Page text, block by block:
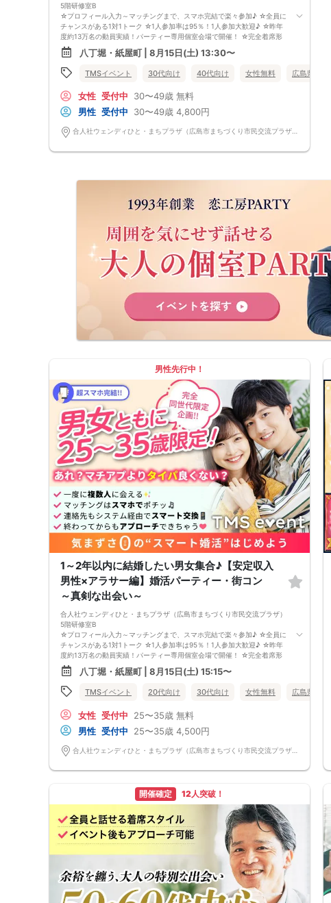
5階研修室B
☆プロフィール入力～マッチングまで、スマホ完結で楽々参加♪ ☆全員に
チャンスがある1対1トーク ☆1人参加率は95％！1人参加大歓迎♪ ☆昨年
度約13万名の動員実績！パーティー専用個室会場で開催！ ☆完全着席形
式＆スタッフによる席替案内を徹底！ ☆イベント後も気になる異性に連
絡先が送れる♪（※アフターアプローチ機能） スタッフの進行で全員の方
とお話できるので、フリータイムで放置されて人気の方と一度もお話でき
ずに気が付いたらイベント終了・・・ということは一切ありません！
なります） ・最新版Google Chromeか最新版Safariを使用可能なスマホ
（こちらのパーティーはスマホを使用したパーティーになります。システ
ムの関係上、カードスタイルに切り替えて催行する場合がございます。）
・なるべくお釣銭がでないようご用意いただけますと幸いです。 【ご参
加前にご確認ください】 ・Wi-Fiの用意はありませんので、ネット環境が
裕をもったご来場をお願いいたします。 ※集客状況に応じてサムネイル等
のでご安心ください。
八丁堀・紙屋町 | 8月15日(土) 13:30〜
TMSイベント 30代向け 40代向け 女性無料 広島県
女性 受付中 30〜49歳 無料
男性 受付中 30〜49歳 4,800円
男性先行中！
1～2年以内に結婚したい男女集合♪【安定収入
男性×アラサー編】婚活パーティー・街コン
～真剣な出会い～
合人社ウェンディひと・まちプラザ（広島市まちづくり市民交流プラザ）
5階研修室B
☆プロフィール入力～マッチングまで、スマホ完結で楽々参加♪ ☆全員に
チャンスがある1対1トーク ☆1人参加率は95％！1人参加大歓迎♪ ☆昨年
度約13万名の動員実績！パーティー専用個室会場で開催！ ☆完全着席形
式＆スタッフによる席替案内を徹底！ ☆イベント後も気になる異性に連
絡先が送れる♪（※アフターアプローチ機能） スタッフの進行で全員の方
とお話できるので、フリータイムで放置されて人気の方と一度もお話でき
ずに気が付いたらイベント終了・・・ということは一切ありません！
なります） ・最新版Google Chromeか最新版Safariを使用可能なスマホ
（こちらのパーティーはスマホを使用したパーティーになります。システ
ムの関係上、カードスタイルに切り替えて催行する場合がございます。）
・なるべくお釣銭がでないようご用意いただけますと幸いです。 【ご参
加前にご確認ください】 ・Wi-Fiの用意はありませんので、ネット環境が
ております。お車でお越しになる場合は開始時間に間に合うよう、必ず余
裕をもったご来場をお願いいたします。 ※集客状況に応じてサムネイル等
が変更になる場合がございます。 参加年齢と参加条件は変更されません
のでご安心ください。
八丁堀・紙屋町 | 8月15日(土) 15:15〜
TMSイベント 20代向け 30代向け 女性無料 広島県
女性 受付中 25〜35歳 無料
男性 受付中 25〜35歳 4,500円
開催確定 12人突破！